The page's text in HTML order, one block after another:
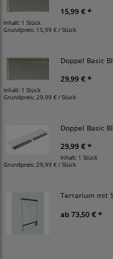
15,99 € *
Inhalt: 1 Stück
Grundpreis: 15,99 € / Stück
Doppel Basic
29,99 € *
Inhalt: 1 Stück
Grundpreis: 29,99 € / Stück
Doppel Basic
29,99 € *
Inhalt: 1 Stück
Grundpreis:29,99 € / Stück
Terrarium mit
ab 73,50 € *